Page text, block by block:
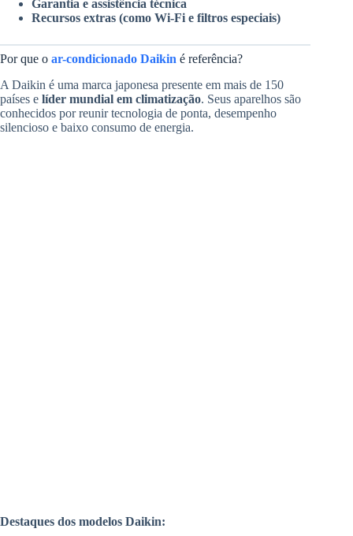
Garantia e assistência técnica
Recursos extras (como Wi-Fi e filtros especiais)
Por que o ar-condicionado Daikin é referência?
A Daikin é uma marca japonesa presente em mais de 150
países e líder mundial em climatização. Seus aparelhos são
conhecidos por reunir tecnologia de ponta, desempenho
silencioso e baixo consumo de energia.
Destaques dos modelos Daikin: